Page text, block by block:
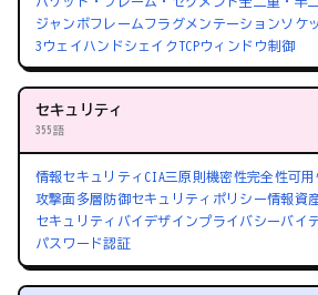
ジャンボフレーム フラグメンテーションソケ
3ウェイハンドシェイクTCPウィンドウ制御
セキュリティ
355語
情報セキュリティ CIA三原則機密性完全性可用
攻撃面多層防御セキュリティポリシー情報資
セキュリティバイデザインプライバシーバイ
パスワード認証